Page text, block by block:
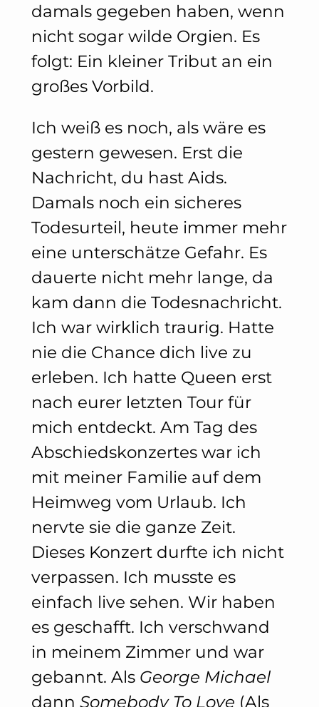
damals gegeben haben, wenn
nicht sogar wilde Orgien. Es
folgt: Ein kleiner Tribut an ein
großes Vorbild.
Ich weiß es noch, als wäre es
gestern gewesen. Erst die
Nachricht, du hast Aids.
Damals noch ein sicheres
Todesurteil, heute immer mehr
eine unterschätze Gefahr. Es
dauerte nicht mehr lange, da
kam dann die Todesnachricht.
Ich war wirklich traurig. Hatte
nie die Chance dich live zu
erleben. Ich hatte Queen erst
nach eurer letzten Tour für
mich entdeckt. Am Tag des
Abschiedskonzertes war ich
mit meiner Familie auf dem
Heimweg vom Urlaub. Ich
nervte sie die ganze Zeit.
Dieses Konzert durfte ich nicht
verpassen. Ich musste es
einfach live sehen. Wir haben
es geschafft. Ich verschwand
in meinem Zimmer und war
gebannt. Als George Michael
dann Somebody To Love (Als